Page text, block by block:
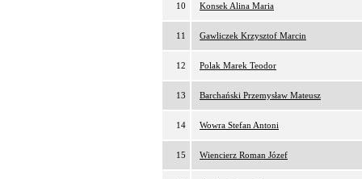
10 Konsek Alina Maria
11 Gawliczek Krzysztof Marcin
12 Polak Marek Teodor
13 Barchański Przemysław Mateusz
14 Wowra Stefan Antoni
15 Wiencierz Roman Józef